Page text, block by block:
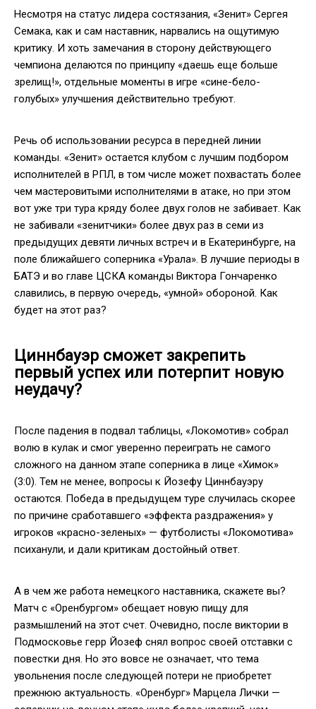
Несмотря на статус лидера состязания, «Зенит» Сергея
Семака, как и сам наставник, нарвались на ощутимую
критику. И хоть замечания в сторону действующего
чемпиона делаются по принципу «даешь еще больше
зрелищ!», отдельные моменты в игре «сине-бело-
голубых» улучшения действительно требуют.
Речь об использовании ресурса в передней линии
команды. «Зенит» остается клубом с лучшим подбором
исполнителей в РПЛ, в том числе может похвастать более
чем мастеровитыми исполнителями в атаке, но при этом
вот уже три тура кряду более двух голов не забивает. Как
не забивали «зенитчики» более двух раз в семи из
предыдущих девяти личных встреч и в Екатеринбурге, на
поле ближайшего соперника «Урала». В лучшие периоды в
БАТЭ и во главе ЦСКА команды Виктора Гончаренко
славились, в первую очередь, «умной» обороной. Как
будет на этот раз?
Циннбауэр сможет закрепить
первый успех или потерпит новую
неудачу?
После падения в подвал таблицы, «Локомотив» собрал
волю в кулак и смог уверенно переиграть не самого
сложного на данном этапе соперника в лице «Химок»
(3:0). Тем не менее, вопросы к Йозефу Циннбауэру
остаются. Победа в предыдущем туре случилась скорее
по причине сработавшего «эффекта раздражения» у
игроков «красно-зеленых» — футболисты «Локомотива»
психанули, и дали критикам достойный ответ.
А в чем же работа немецкого наставника, скажете вы?
Матч с «Оренбургом» обещает новую пищу для
размышлений на этот счет. Очевидно, после виктории в
Подмосковье герр Йозеф снял вопрос своей отставки с
повестки дня. Но это вовсе не означает, что тема
увольнения после следующей потери не приобретет
прежнюю актуальность. «Оренбург» Марцела Лички —